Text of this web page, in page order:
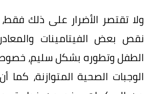
ولا تقتصر الأضرار على ذلك
نقص بعض الفيتامينات
الطفل وتطوره بشكل سليم،
الوجبات الصحية المتوازنة، كما